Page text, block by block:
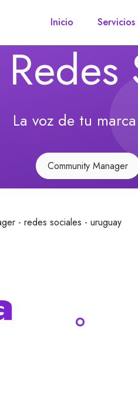
Redes
La voz de tu
Community Manager
Inicio Servicios